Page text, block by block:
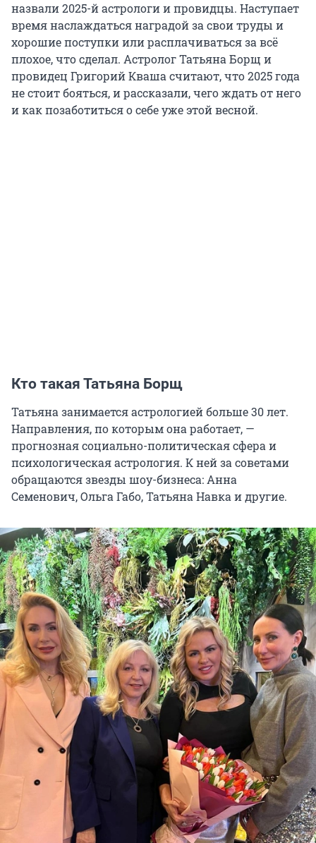
назвали 2025-й астрологи и провидцы. Наступает
время наслаждаться наградой за свои труды и
хорошие поступки или расплачиваться за всё
плохое, что сделал. Астролог Татьяна Борщ и
провидец Григорий Кваша считают, что 2025 года
не стоит бояться, и рассказали, чего ждать от него
и как позаботиться о себе уже этой весной.
Кто такая Татьяна Борщ
Татьяна занимается астрологией больше 30 лет.
Направления, по которым она работает, —
прогнозная социально-политическая сфера и
психологическая астрология. К ней за советами
обращаются звезды шоу-бизнеса: Анна
Семенович, Ольга Габо, Татьяна Навка и другие.